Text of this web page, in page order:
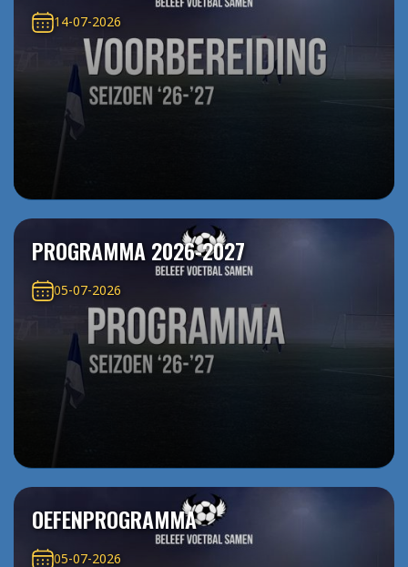
14-07-2026
PROGRAMMA 2026-2027
05-07-2026
OEFENPROGRAMMA
05-07-2026